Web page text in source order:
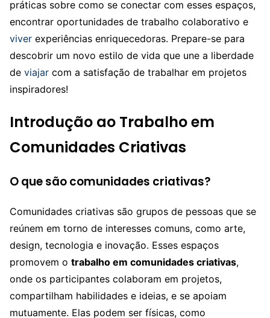
práticas sobre como se conectar com esses espaços,
encontrar oportunidades de trabalho colaborativo e
viver experiências enriquecedoras. Prepare-se para
descobrir um novo estilo de vida que une a liberdade
de viajar com a satisfação de trabalhar em projetos
inspiradores!
Introdução ao Trabalho em
Comunidades Criativas
O que são comunidades criativas?
Comunidades criativas são grupos de pessoas que se
reúnem em torno de interesses comuns, como arte,
design, tecnologia e inovação. Esses espaços
promovem o trabalho em comunidades criativas,
onde os participantes colaboram em projetos,
compartilham habilidades e ideias, e se apoiam
mutuamente. Elas podem ser físicas, como